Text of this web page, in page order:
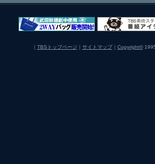
TBSトップページ サイトマップ｜ Copyright©